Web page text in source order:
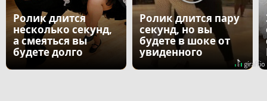
Ролик длится
несколько секунд,
а смеяться вы
будете долго
Ролик длится пару
секунд, но вы
будете в шоке от
увиденного